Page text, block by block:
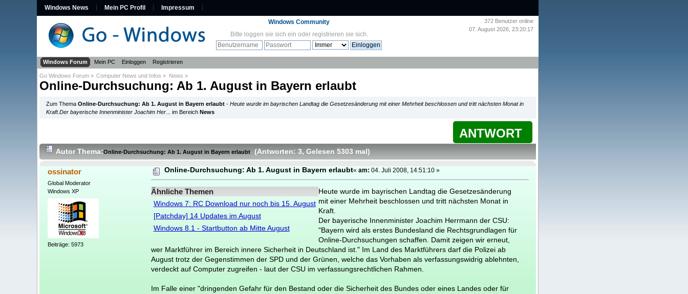
Windows News Mein PC Profil Impressum
372 Benutzer online
07. August 2026, 23:20:17
Windows Community
Bitte loggen sie sich ein oder registrieren sie sich.
Windows Forum Mein PC Einloggen Registrieren
Go Windows Forum » Computer News und Infos » News »
Online-Durchsuchung: Ab 1. August in Bayern erlaubt
Zum ThemaOnline-Durchsuchung: Ab 1. August in Bayern erlaubt -Heute wurde im bayrischen Landtag die Gesetzesänderung mit einer Mehrheit beschlossen und tritt nächsten Monat in
Kraft.Der bayerische Innenminister Joachim Her ... im BereichNews
ANTWORT
AutorThema:Online-Durchsuchung: Ab 1. August in Bayern erlaubt (Antworten: 3, Gelesen 5303 mal )
ossinator
Global Moderator
Windows XP
Beiträge: 5973
Online-Durchsuchung: Ab 1. August in Bayern erlaubt«am: 04. Juli 2008, 14:51:10 »
Ähnliche Themen
Windows 7: RC Download nur noch bis 15. August
[Patchday] 14 Updates im August
Windows 8.1 - Startbutton ab Mitte August
Heute wurde im bayrischen Landtag die Gesetzesänderung
mit einer Mehrheit beschlossen und tritt nächsten Monat in
Kraft.
Der bayerische Innenminister Joachim Herrmann der CSU:
"Bayern wird als erstes Bundesland die Rechtsgrundlagen für
Online-Durchsuchungen schaffen. Damit zeigen wir erneut,
wer Marktführer im Bereich innere Sicherheit in Deutschland ist." Im Land des Marktführers darf die Polizei ab
August trotz der Gegenstimmen der SPD und der Grünen, welche das Vorhaben als verfassungswidrig ablehnten,
verdeckt auf Computer zugreifen - laut der CSU im verfassungsrechtlichen Rahmen.
Im Falle einer "dringenden Gefahr für den Bestand oder die Sicherheit des Bundes oder eines Landes oder für